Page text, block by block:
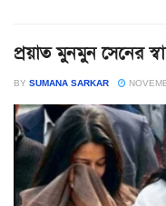
প্রয়াত মুনমুন সেনের
BY SUMANA SARKAR